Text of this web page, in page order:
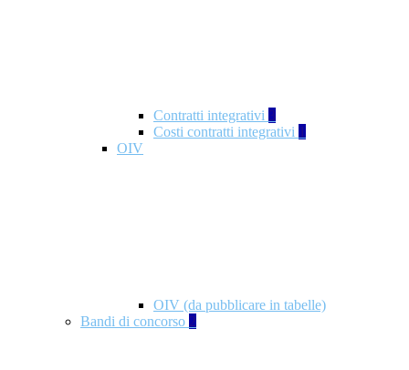
Contratti integrativi 3
Costi contratti integrativi 1
OIV
OIV (da pubblicare in tabelle)
Bandi di concorso 2